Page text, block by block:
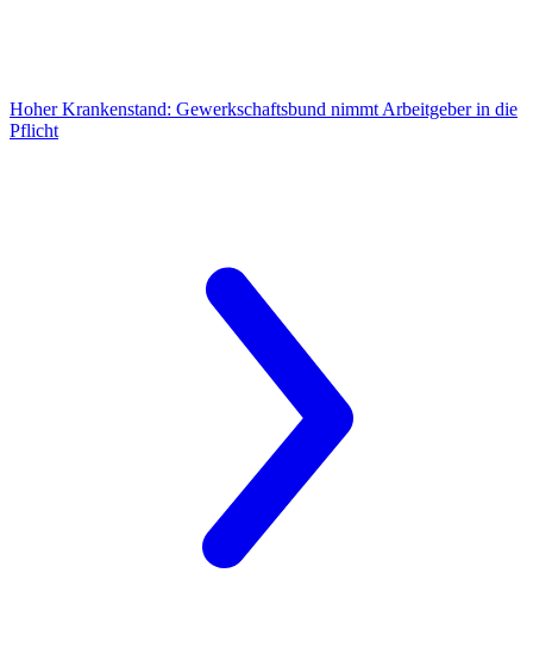
Hoher Krankenstand: Gewerkschaftsbund nimmt Arbeitgeber in die
Pflicht